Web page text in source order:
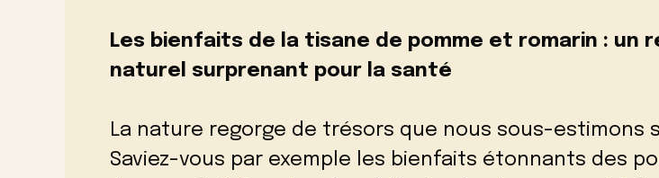
Les bienfaits de la tisane de pomme et romarin : un
naturel surprenant pour la santé
La nature regorge de trésors que nous sous-estimons
Saviez-vous par exemple les bienfaits étonnants des